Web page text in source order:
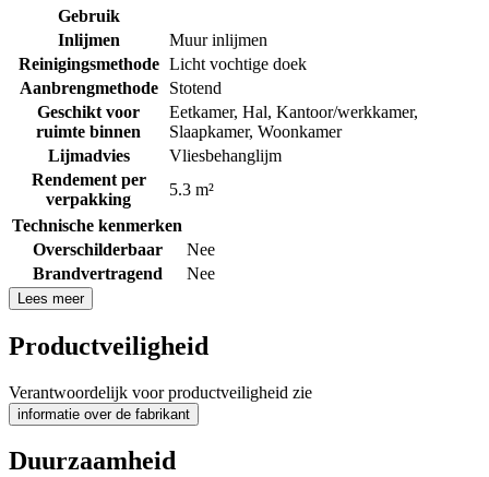
Gebruik
Inlijmen
Muur inlijmen
Reinigingsmethode Licht vochtige doek
Aanbrengmethode
Stotend
Geschikt voor
ruimte binnen
Eetkamer, Hal, Kantoor/werkkamer,
Slaapkamer, Woonkamer
Lijmadvies
Vliesbehanglijm
Rendement per
verpakking
5.3 m²
Technische kenmerken
Overschilderbaar
Nee
Brandvertragend
Nee
Lees meer
Productveiligheid
Verantwoordelijk voor productveiligheid zie
informatie over de fabrikant
Duurzaamheid